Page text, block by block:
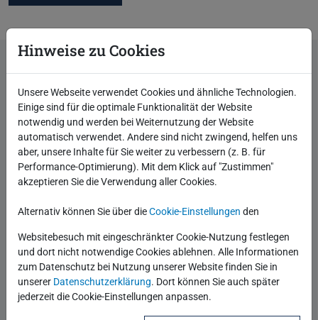
Learning u. Spatial
Die bisherigen Oracle Datenbank Optionen Machine
Learning (früher Adanced Analytics) sowie Spatial
and Graph sind ab sofort kostenfrei nutzbar.
Veröffentlicht
05.12.2019
Autor
Robotron Technology Channel
Beginne eine Unterhaltung
0 Kommentare
Kategorien
Data Analytics Datenbank allgemein Oracle
Hinweise zu Cookies
Unsere Webseite verwendet Cookies und ähnliche Technologien.
Einige sind für die optimale Funktionalität der Website
notwendig und werden bei Weiternutzung der Website
automatisch verwendet. Andere sind nicht zwingend, helfen uns
aber, unsere Inhalte für Sie weiter zu verbessern (z. B. für
Performance-Optimierung). Mit dem Klick auf "Zustimmen"
akzeptieren Sie die Verwendung aller Cookies.
Alternativ können Sie über dieCookie-Einstellungen den
Websitebesuch mit eingeschränkter Cookie-Nutzung festlegen
und dort nicht notwendige Cookies ablehnen. Alle Informationen
zum Datenschutz bei Nutzung unserer Website finden Sie in
unserer Datenschutzerklärung. Dort können Sie auch später
jederzeit die Cookie-Einstellungen anpassen.